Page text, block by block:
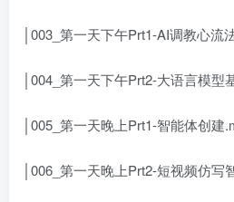
│003_第一天下午Prt1-AI调教心流
│004_第一天下午Prt2-大语言模型
│005_第一天晚上Prt1-智能体创建
│006_第一天晚上Prt2-短视频仿写